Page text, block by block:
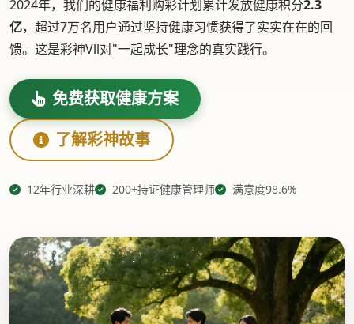
2024年，我们的健康福利购彩计划累计发放健康积分2.3
亿，超过7万名用户通过坚持健康习惯获得了实实在在的回
馈。这是彩神Vll对"一起成长"理念的真实践行。
免费获取健康方案
了解彩神故事
12年行业深耕 200+持证健康管理师 满意度98.6%